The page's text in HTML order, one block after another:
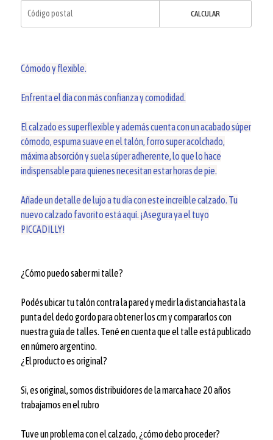
CALCULAR
Cómodo y flexible.
Enfrenta el día con más confianza y comodidad.
El calzado es superflexible y además cuenta con un acabado súper
cómodo, espuma suave en el talón, forro super acolchado,
máxima absorción y suela súper adherente, lo que lo hace
indispensable para quienes necesitan estar horas de pie.
Añade un detalle de lujo a tu día con este increíble calzado. Tu
nuevo calzado favorito está aquí. ¡Asegura ya el tuyo
PICCADILLY!
¿Cómo puedo saber mi talle?
Podés ubicar tu talón contra la pared y medir la distancia hasta la
punta del dedo gordo para obtener los cm y compararlos con
nuestra guía de talles. Tené en cuenta que el talle está publicado
en número argentino.
¿El producto es original?
Si, es original, somos distribuidores de la marca hace 20 años
trabajamos en el rubro
Tuve un problema con el calzado, ¿cómo debo proceder?